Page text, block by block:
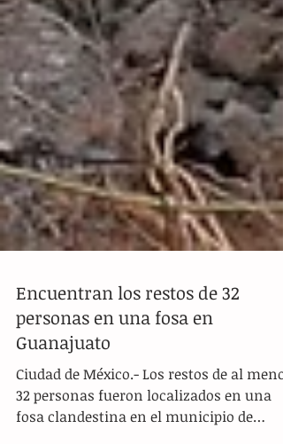
Encuentran los restos de 32
personas en una fosa en
Guanajuato
Ciudad de México.- Los restos de al menos